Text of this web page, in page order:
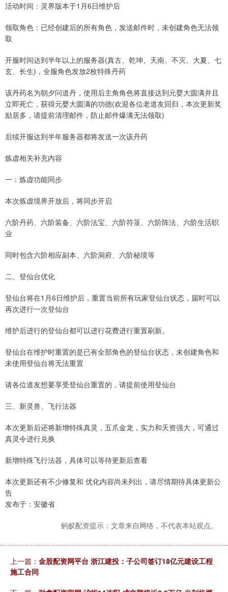
活动时间：灵界版本于1月6日维护后
领取角色：已经创建后的所有角色，发送邮件时，未创建角色无法领
取
开服时间达到半年以上的服务器(真古、乾坤、天南、不灭、大夏、七
玄、长生)，全服角色发放2枚特殊丹药
该丹药名为朝夕问道丹，使用后主角角色将直接达到元婴大圆满并且
立即死亡，获得元婴大圆满的功德(欢迎各位老道友回归，本次更新奖
励居多，请提前清理邮件，防止邮件爆满无法领取)
后续开服达到半年服务器都将发送一次该丹药
炼虚相关补充内容
一：炼虚功能同步
本次炼虚境界开放后，将同步开启
六阶丹药、六阶装备、六阶法宝、六阶符箓、六阶阵法、六阶生活职
业
同时包含六阶相应副本、六阶洞府、六阶秘境等
二、登仙台优化
登仙台将在1月6日维护后，重置当前所有玩家登仙台状态，届时可以
再次进行一次登仙台
维护后进行的登仙台都可以进行花费进行重置刷新。
登仙台在维护时重置的是已有全部角色的登仙台状态，未创建角色和
未使用登仙台将无法重置
请各位道友想要享受登仙台重置的，请提前使用登仙台
三、新灵兽、飞行法器
本次更新后还将新增特殊真灵，五爪金龙，实力和天资强大，可通过
真灵令进行兑换
新增特殊飞行法器，具体可以等待更新后查看
本次更新还有不少修复和 优化内容尚未列出，请尽情期待具体更新公
告
发布于：安徽省
蚂蚁配资提示：文章来自网络，不代表本站观点。
上一篇： 金股配资网平台 浙江建投：子公司签订18亿元建设工程
施工合同